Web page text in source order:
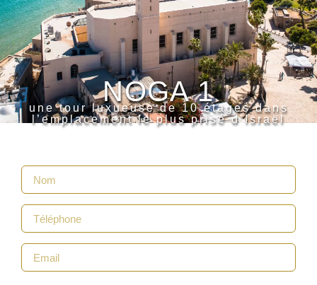
NOGA 1
une tour luxueuse de 10 étages dans
l’emplacement le plus prisé d’Israël